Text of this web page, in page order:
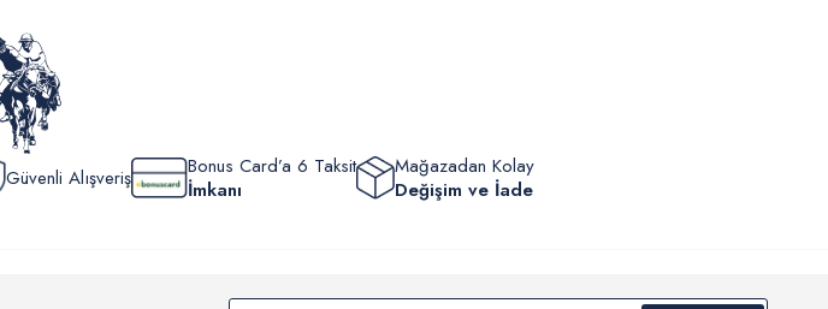
Güvenli Alışveriş
Bonus Card’a 6 Taksit
İmkanı
Mağazadan Kolay
Değişim ve İade